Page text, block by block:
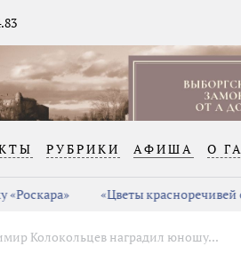
РУБРИКИ АФИША О
«Цветы красноречивей
Колокольцев наградил юношу...